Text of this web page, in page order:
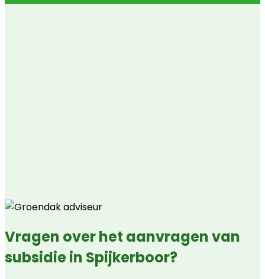
Vragen over het aanvragen van
subsidie in Spijkerboor?